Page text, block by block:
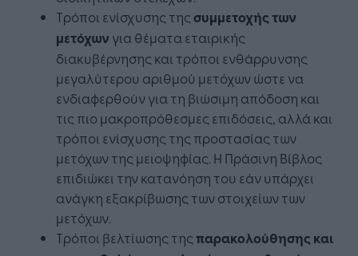
Τρόποι ενίσχυσης τηςσυμμετοχής των
μετόχων για θέματα εταιρικής
διακυβέρνησης και τρόποι ενθάρρυνσης
μεγαλύτερου αριθμού μετόχων ώστε να
ενδιαφερθούν για τη βιώσιμη απόδοση και
τις πιο μακροπρόθεσμες επιδόσεις, αλλά και
τρόποι ενίσχυσης της προστασίας των
μετόχων της μειοψηφίας. Η Πράσινη Βίβλος
επιδιώκει την κατανόηση του εάν υπάρχει
ανάγκη εξακρίβωσης των στοιχείων των
μετόχων.
Τρόποι βελτίωσης τηςπαρακολούθησης και